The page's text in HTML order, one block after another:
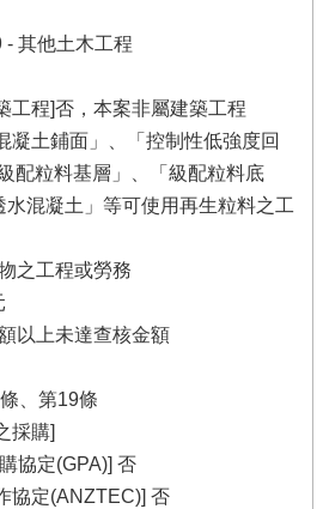
- 其他土木工程
工程]否，本案非屬建築工程
凝土鋪面」、「控制性低強度回
配粒料基層」、「級配粒料底
水混凝土」等可使用再生粒料之工
之工程或勞務
以上未達查核金額
、第19條
採購]
協定(GPA)] 否
協定(ANZTEC)] 否